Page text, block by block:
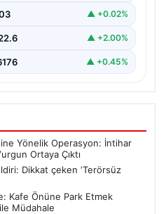
▲ +0.02%
▲ +2.00%
▲ +0.45%
Yönelik Operasyon: İntihar
Ortaya Çıktı
Dikkat çeken ‘Terörsüz
Kafe Önüne Park Etmek
Müdahale